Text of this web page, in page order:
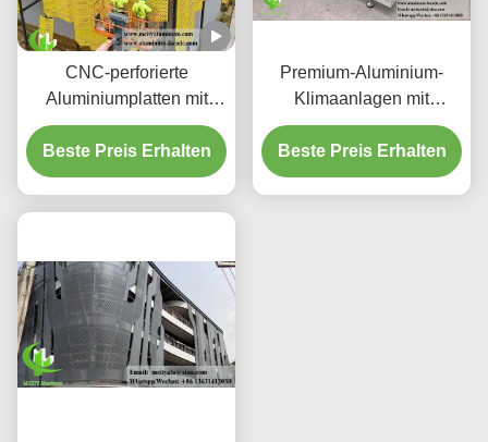
CNC-perforierte
Aluminiumplatten mit
3003 H14/H24-Legierung
und PVDF-Beschichtung
für Fassaden
Beste Preis Erhalten
Premium-Aluminium-
Klimaanlagen mit
dekorativen
Schutzschirmen
Beste Preis Erhalten